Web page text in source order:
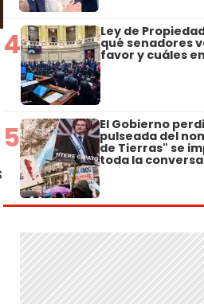
4 Ley de
qué senadores
favor y cuáles
5 El Gobierno
pulseada del
de Tierras" se
toda la